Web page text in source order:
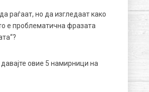
раѓаат, но да изгледаат како
е проблематична фразата
овие 5 намирници на